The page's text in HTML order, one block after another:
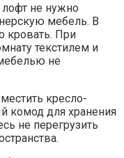
лофт не нужно
мебель. В
кровать. При
текстилем и
не
кресло-
комод для хранения
не перегрузить